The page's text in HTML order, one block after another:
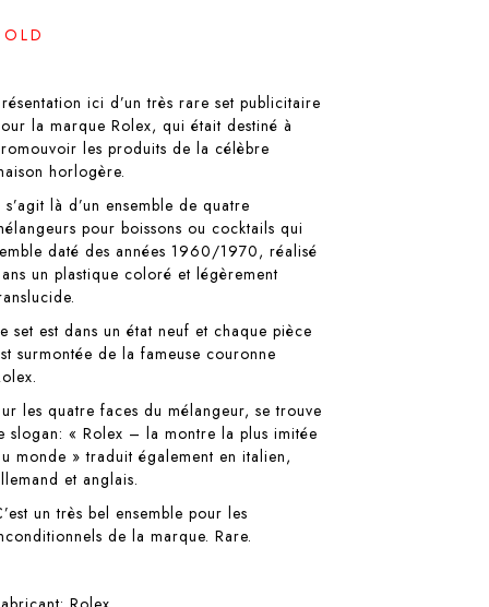
ici d’un très rare set publicitaire
la marque Rolex, qui était destiné à
les produits de la célèbre
horlogère.
s’agit là d’un ensemble de quatre
pour boissons ou cocktails qui
daté des années 1960/1970, réalisé
un plastique coloré et légèrement
set est dans un état neuf et chaque pièce
surmontée de la fameuse couronne
les quatre faces du mélangeur, se trouve
slogan: « Rolex – la montre la plus imitée
monde » traduit également en italien,
et anglais.
un très bel ensemble pour les
de la marque. Rare.